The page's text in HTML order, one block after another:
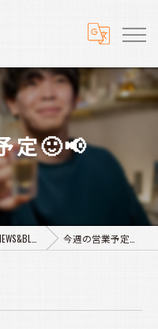
定🙂📢
今週の営業予定🙂📢